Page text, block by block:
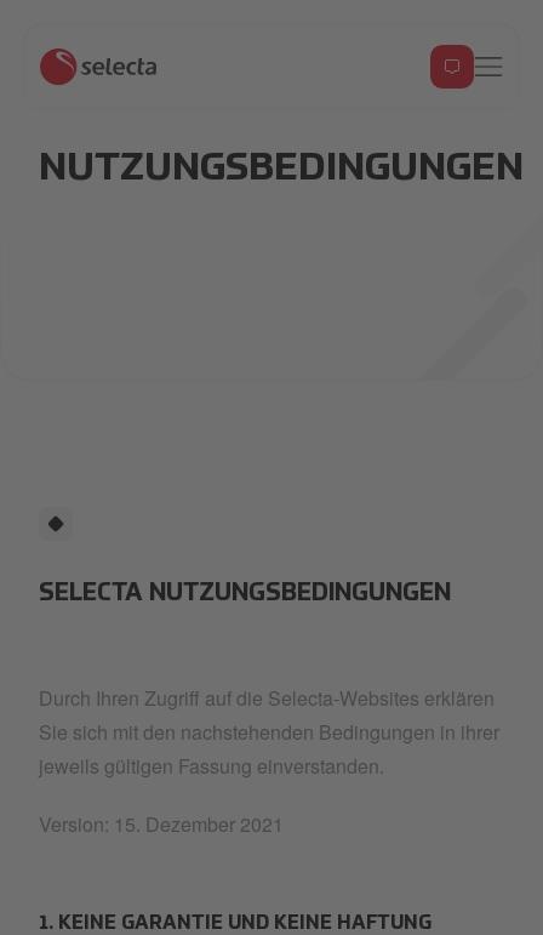
NUTZUNGSBEDINGUNGEN
SELECTA NUTZUNGSBEDINGUNGEN
Durch Ihren Zugriff auf die Selecta-Websites erklären
Sie sich mit den nachstehenden Bedingungen in ihrer
jeweils gültigen Fassung einverstanden.
Version: 15. Dezember 2021
1. KEINE GARANTIE UND KEINE HAFTUNG